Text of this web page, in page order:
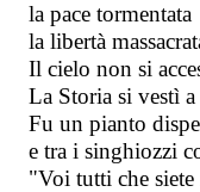
la pace tormentata
la libertà
Il cielo non si
La Storia si vestì
Fu un pianto
e tra i singhiozzi
"Voi tutti che